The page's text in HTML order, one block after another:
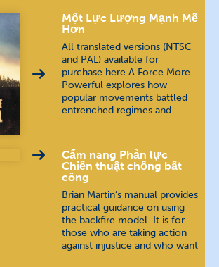
Một Lực Lượng Mạnh Mẽ
Hơn
All translated versions (NTSC
and PAL) available for
purchase here A Force More
Powerful explores how
popular movements battled
entrenched regimes and…
Cẩm nang Phản lực
Chiến thuật chống bất
công
Brian Martin’s manual provides
practical guidance on using
the backfire model. It is for
those who are taking action
against injustice and who want
…